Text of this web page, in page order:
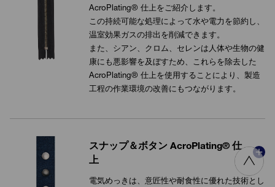
VIEW MORE
AcroPlating® 仕上をご紹介します。
この持続可能な処理によって水や電力を節約し、
温室効果ガスの排出を削減できます。
また、シアン、クロム、セレンは人体や生物の健
康にも悪影響を及ぼすため、これらを除去した
AcroPlating® 仕上を使用することにより、製造
工程の作業環境の改善にもつながります。
スナップ＆ボタン AcroPlating® 仕
上
電気めっきは、意匠性や耐食性に優れた技術とし